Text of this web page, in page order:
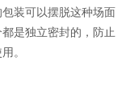
装可以摆脱这种场面
是独立密封的，防止
。